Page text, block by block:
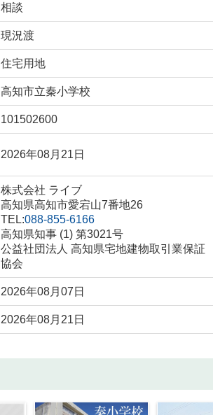
相談
現況渡
住宅用地
高知市立秦小学校
101502600
2026年08月21日
株式会社 ライブ
高知県高知市愛宕山7番地26
TEL:088-855-6166
高知県知事 (1) 第3021号
公益社団法人 高知県宅地建物取引業保証
協会
2026年08月07日
2026年08月21日